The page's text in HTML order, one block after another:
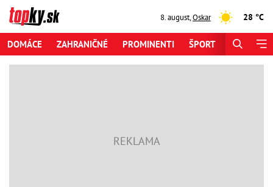
8. august,Oskar 28 °C
DOMÁCE ZAHRANIČNÉ PROMINENTI ŠPORT